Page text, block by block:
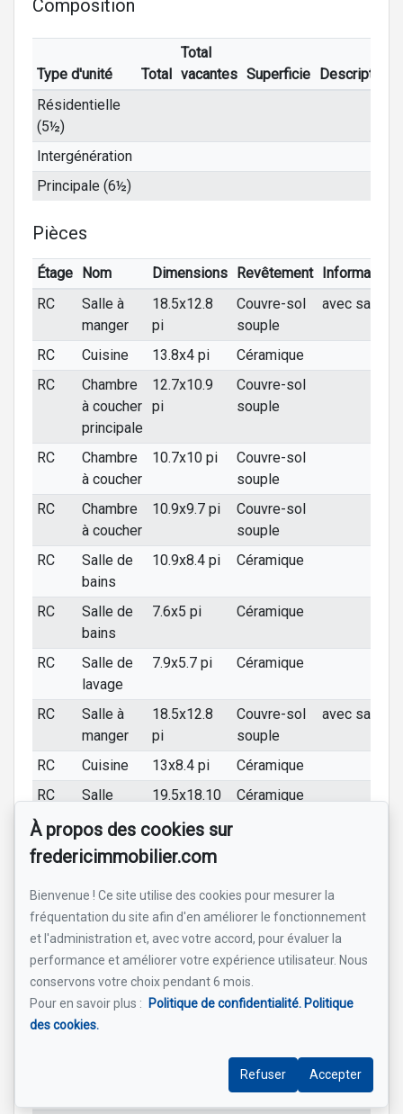
Composition
Type d'unité Total
Total
vacantes Superficie Description
Résidentielle
(5½)
Intergénération
Principale (6½)
Pièces
Étage Nom Dimensions Revêtement Informations
RC
Salle à
manger
18.5x12.8
pi
Couvre-sol
souple
avec salon
RC Cuisine 13.8x4 pi
Céramique
RC
Chambre
à coucher
principale
12.7x10.9
pi
Couvre-sol
souple
RC
Chambre
à coucher
10.7x10 pi
Couvre-sol
souple
RC
Chambre
à coucher
10.9x9.7 pi
Couvre-sol
souple
RC
Salle de
bains
10.9x8.4 pi Céramique
RC
Salle de
bains
7.6x5 pi Céramique
RC
Salle de
lavage
7.9x5.7 pi Céramique
RC
Salle à
manger
18.5x12.8
pi
Couvre-sol
souple
avec salon
RC Cuisine 13x8.4 pi
Céramique
RC
Salle
19.5x18.10
Céramique
RC
Chambre
à coucher
principale
12.7x10.9
pi
RC
Chambre
à coucher
10.7x10 pi
Couvre-sol
souple
RC
Chambre
à coucher
10.9x9.7 pi
Couvre-sol
souple
RC
Salle de
Céramique
À propos des cookies sur
fredericimmobilier.com
Bienvenue ! Ce site utilise des cookies pour mesurer la
fréquentation du site afin d'en améliorer le fonctionnement
et l'administration et, avec votre accord, pour évaluer la
performance et améliorer votre expérience utilisateur. Nous
conservons votre choix pendant 6 mois.
Pour en savoir plus :
Politique de confidentialité. Politique
des cookies.
Refuser Accepter